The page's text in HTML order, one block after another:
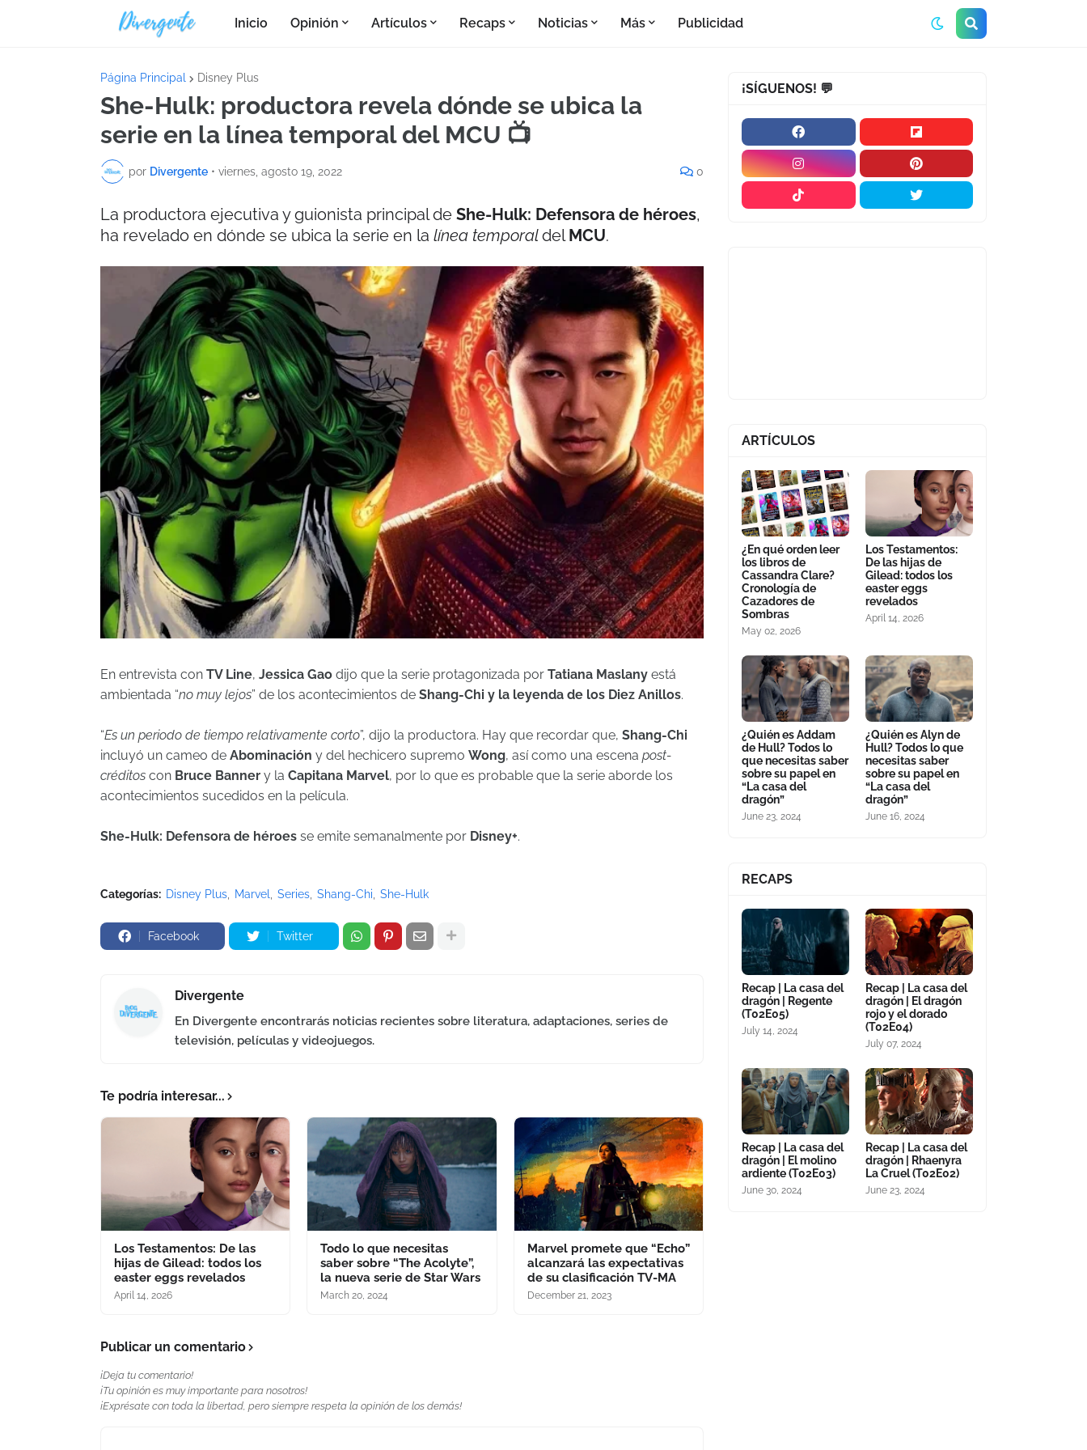
Inicio Opinión Artículos Recaps Noticias Más Publicidad
Página Principal Disney Plus
She-Hulk: productora revela dónde se ubica la
serie en la línea temporal del MCU 📺
por Divergente • viernes, agosto 19, 2022 0
La productora ejecutiva y guionista principal de She-Hulk: Defensora de héroes,
ha revelado en dónde se ubica la serie en la línea temporaldelMCU.
En entrevista con TV Line, Jessica Gao dijo que la serie protagonizada por Tatiana Maslany está
ambientada “no muy lejos” de los acontecimientos de Shang-Chi y la leyenda de los Diez Anillos.
“Es un periodo de tiempo relativamente corto”, dijo la productora. Hay que recordar que, Shang-Chi
incluyó un cameo de Abominación y del hechicero supremo Wong, así como una escena post-
créditos con Bruce Banner y la Capitana Marvel, por lo que es probable que la serie aborde los
acontecimientos sucedidos en la película.
She-Hulk: Defensora de héroes se emite semanalmente por Disney+.
Categorías: Disney Plus Marvel Series Shang-Chi She-Hulk
Facebook Twitter
Divergente
En Divergente encontrarás noticias recientes sobre literatura, adaptaciones, series de
televisión, películas y videojuegos.
Te podría interesar...
Los Testamentos: De las
hijas de Gilead: todos los
easter eggs revelados
April 14, 2026
Todo lo que necesitas
saber sobre “The Acolyte”,
la nueva serie de Star Wars
March 20, 2024
Marvel promete que “Echo”
alcanzará las expectativas
de su clasificación TV-MA
December 21, 2023
Publicar un comentario
¡Deja tu comentario!
¡Tu opinión es muy importante para nosotros!
¡Exprésate con toda la libertad, pero siempre respeta la opinión de los demás!
¡SÍGUENOS! 💬
ARTÍCULOS
¿En qué orden leer
los libros de
Cassandra Clare?
Cronología de
Cazadores de
Sombras
May 02, 2026
Los Testamentos:
De las hijas de
Gilead: todos los
easter eggs
revelados
April 14, 2026
¿Quién es Addam
de Hull? Todos lo
que necesitas saber
sobre su papel en
“La casa del
dragón”
June 23, 2024
¿Quién es Alyn de
Hull? Todos lo que
necesitas saber
sobre su papel en
“La casa del
dragón”
June 16, 2024
RECAPS
Recap | La casa del
dragón | Regente
(T02E05)
July 14, 2024
Recap | La casa del
dragón | El dragón
rojo y el dorado
(T02E04)
July 07, 2024
Recap | La casa del
dragón | El molino
ardiente (T02E03)
June 30, 2024
Recap | La casa del
dragón | Rhaenyra
La Cruel (T02E02)
June 23, 2024